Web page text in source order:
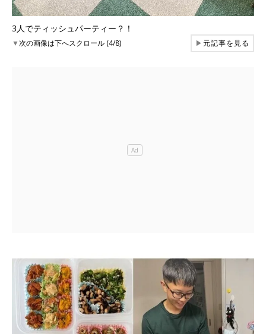
3人でティッシュパーティー？！
▼次の画像は下へスクロール (4/8) ▶元記事を見る